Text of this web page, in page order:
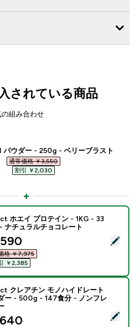
されている商品
組み合わせ
パウダー - 250g - ベリーブラスト
price
通常価格 ￥3,550‎
割引 ￥2,030‎
- Impact ホエイ プロテイン - 1KG -
ホエイ プロテイン - 1KG - 33
ナチュラルチョコレート
price
格 ￥7,975‎
￥2,385‎
- Impact クレアチン モノハイドレ
クレアチン モノハイドレート
ー - 500g - 147食分 - ノンフレ
price